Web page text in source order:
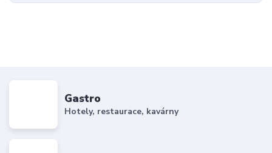
Gastro
Hotely, restaurace, kavárny